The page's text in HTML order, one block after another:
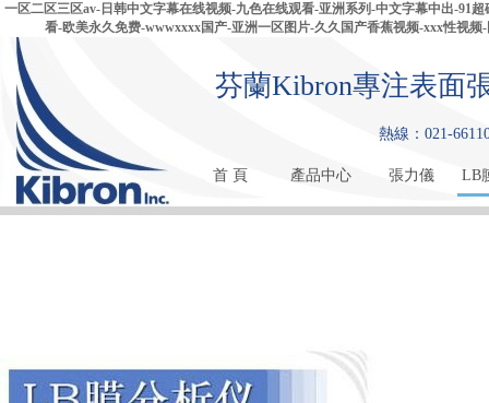
一区二区三区av-日韩中文字幕在线视频-九色在线观看-亚洲系列-中文字幕中出-91
看-欧美永久免费-wwwxxxx国产-亚洲一区图片-久久国产香蕉视频-xxx性视
芬蘭Kibron專注表面
熱線：021-
首 頁 產品中心 張力儀 LB